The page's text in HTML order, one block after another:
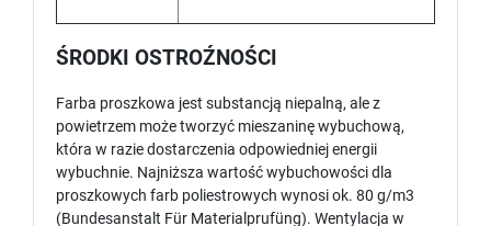
ŚRODKI OSTROŹNOŚCI
Farba proszkowa jest substancją niepalną, ale z
powietrzem może tworzyć mieszaninę wybuchową,
która w razie dostarczenia odpowiedniej energii
wybuchnie. Najniższa wartość wybuchowości dla
proszkowych farb poliestrowych wynosi ok. 80 g/m3
(Bundesanstalt Für Materialprufüng). Wentylacja w